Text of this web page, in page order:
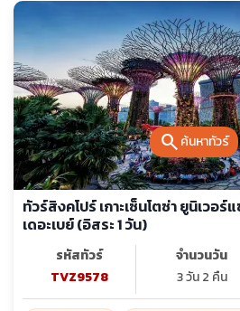
searchค้นหาทัวร์
ทัวร์สิงคโปร์ เกาะเซ็นโตซ่า ยูนิเวอ
เดอะเบย์ (อิสระ 1 วัน)
รหัสทัวร์
TVZ9578
จำนวนวัน
3 วัน 2 คืน